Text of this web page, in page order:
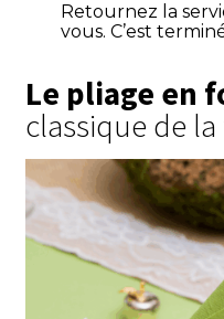
Retournez la
vous. C’est
Le pliage en
classique de